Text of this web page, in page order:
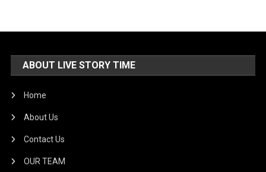
ABOUT LIVE STORY TIME
Home
About Us
Contact Us
OUR TEAM